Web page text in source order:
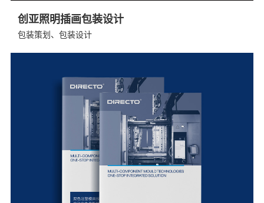
创亚照明插画包装设计
包装策划、包装设计